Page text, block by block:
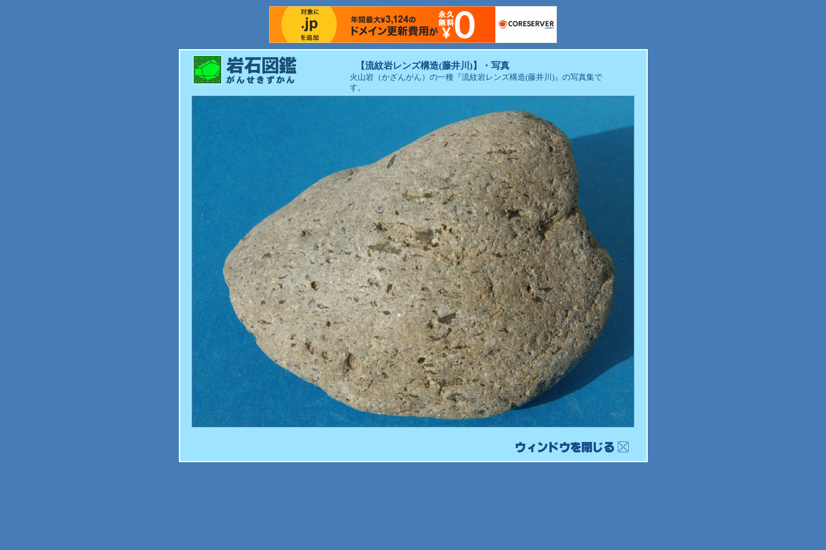
【流紋岩レンズ構造(藤井川)】・写真
火山岩（かざんがん）の一種『流紋岩レンズ構造(藤井川)』の写真集で
す。